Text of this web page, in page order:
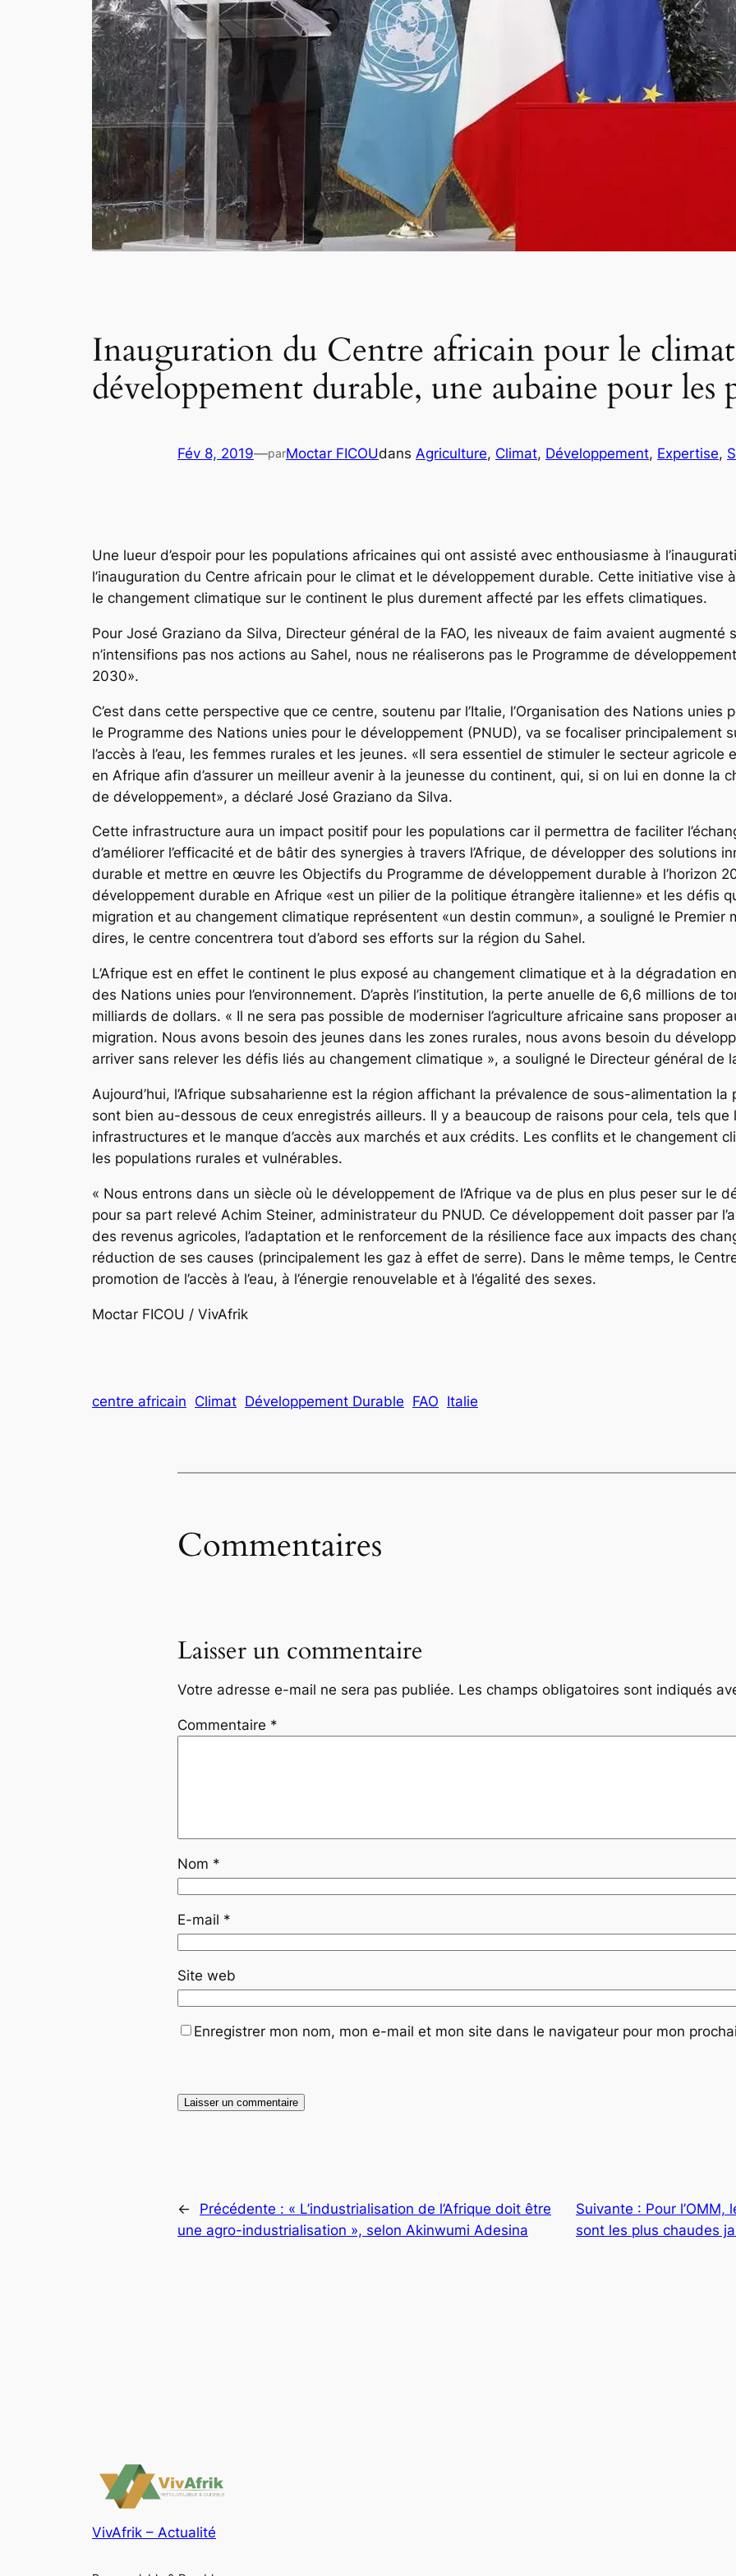
Inauguration du Centre africain pour le
développement durable, une aubaine pour les
Fév 8, 2019—parMoctar FICOUdans Agriculture, Climat, Développement, Expertise,
Une lueur d’espoir pour les populations africaines qui ont assisté avec enthousiasme à
l’inauguration du Centre africain pour le climat et le développement durable. Cette initiative vise
le changement climatique sur le continent le plus durement affecté par les effets climatiques.
Pour José Graziano da Silva, Directeur général de la FAO, les niveaux de faim avaient augmenté
n’intensifions pas nos actions au Sahel, nous ne réaliserons pas le Programme de
2030».
C’est dans cette perspective que ce centre, soutenu par l’Italie, l’Organisation des Nations unies
le Programme des Nations unies pour le développement (PNUD), va se focaliser principalement
l’accès à l’eau, les femmes rurales et les jeunes. «Il sera essentiel de stimuler le secteur
en Afrique afin d’assurer un meilleur avenir à la jeunesse du continent, qui, si on lui en donne la
de développement», a déclaré José Graziano da Silva.
Cette infrastructure aura un impact positif pour les populations car il permettra de faciliter
d’améliorer l’efficacité et de bâtir des synergies à travers l’Afrique, de développer des solutions
durable et mettre en œuvre les Objectifs du Programme de développement durable à l’horizon
développement durable en Afrique «est un pilier de la politique étrangère italienne» et les défis
migration et au changement climatique représentent «un destin commun», a souligné le Premier
dires, le centre concentrera tout d’abord ses efforts sur la région du Sahel.
L’Afrique est en effet le continent le plus exposé au changement climatique et à la dégradation
des Nations unies pour l’environnement. D’après l’institution, la perte anuelle de 6,6 millions de
milliards de dollars. « Il ne sera pas possible de moderniser l’agriculture africaine sans proposer
migration. Nous avons besoin des jeunes dans les zones rurales, nous avons besoin du
arriver sans relever les défis liés au changement climatique », a souligné le Directeur général de
Aujourd’hui, l’Afrique subsaharienne est la région affichant la prévalence de sous-alimentation
sont bien au-dessous de ceux enregistrés ailleurs. Il y a beaucoup de raisons pour cela, tels
infrastructures et le manque d’accès aux marchés et aux crédits. Les conflits et le changement
les populations rurales et vulnérables.
« Nous entrons dans un siècle où le développement de l’Afrique va de plus en plus peser sur le
pour sa part relevé Achim Steiner, administrateur du PNUD. Ce développement doit passer par
des revenus agricoles, l’adaptation et le renforcement de la résilience face aux impacts des
réduction de ses causes (principalement les gaz à effet de serre). Dans le même temps, le
promotion de l’accès à l’eau, à l’énergie renouvelable et à l’égalité des sexes.
Moctar FICOU / VivAfrik
centre africain Climat Développement Durable FAO Italie
Commentaires
Laisser un commentaire
Votre adresse e-mail ne sera pas publiée. Les champs obligatoires sont indiqués
Commentaire *
Nom *
E-mail *
Site web
Enregistrer mon nom, mon e-mail et mon site dans le navigateur pour mon
← Précédente : « L’industrialisation de l’Afrique doit être
une agro-industrialisation », selon Akinwumi Adesina
Suivante : Pour l’OMM,
sont les plus chaudes
VivAfrik – Actualité